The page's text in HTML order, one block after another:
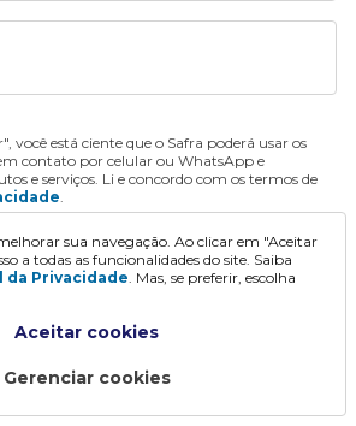
você está ciente que o Safra poderá usar os
contato por celular ou WhatsApp e
e serviços. Li e concordo com os termos de
.
Continuar
sua navegação. Ao clicar em "Aceitar
a todas as funcionalidades do site. Saiba
da Privacidade. Mas, se preferir, escolha
Aceitar cookies
Gerenciar cookies